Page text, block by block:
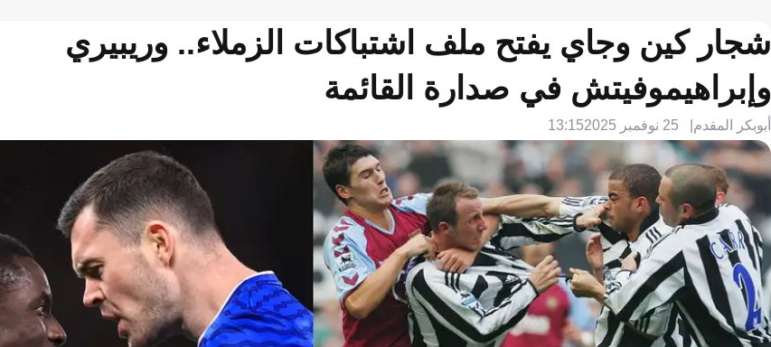
شجار كين وجاي يفتح ملف اشتباكات الزملاء.. وريبيري
وإبراهيموفيتش في صدارة القائمة
أبوبكر المقدم 25 نوفمبر 2025 13:15